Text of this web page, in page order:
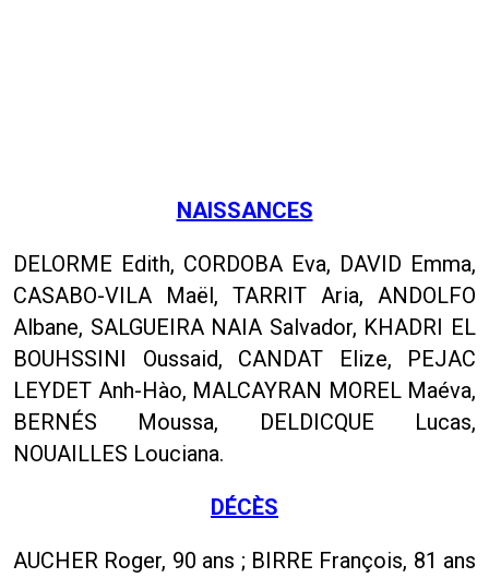
NAISSANCES
DELORME Edith, CORDOBA Eva, DAVID Emma,
CASABO-VILA Maël, TARRIT Aria, ANDOLFO
Albane, SALGUEIRA NAIA Salvador, KHADRI EL
BOUHSSINI Oussaid, CANDAT Elize, PEJAC
LEYDET Anh-Hào, MALCAYRAN MOREL Maéva,
BERNÉS Moussa, DELDICQUE Lucas,
NOUAILLES Louciana.
DÉCÈS
AUCHER Roger, 90 ans ; BIRRE François, 81 ans